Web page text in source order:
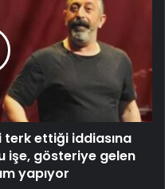
terk ettiği iddiasına
işe, gösteriye gelen
yapıyor